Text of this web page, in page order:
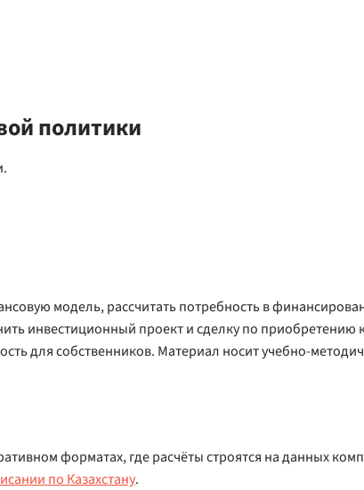
политики
модель, рассчитать потребность в
инвестиционный проект и сделку по приобретению
для собственников. Материал носит учебно-
форматах, где расчёты строятся на данных
по Казахстану.